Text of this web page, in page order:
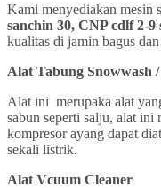
Kami menyediakan mesin
sanchin 30, CNP cdlf 2-
kualitas di jamin bagus
Alat Tabung Snowwash
Alat ini merupaka alat
sabun seperti salju, alat ini
kompresor ayang dapat
sekali listrik.
Alat Vcuum Cleaner